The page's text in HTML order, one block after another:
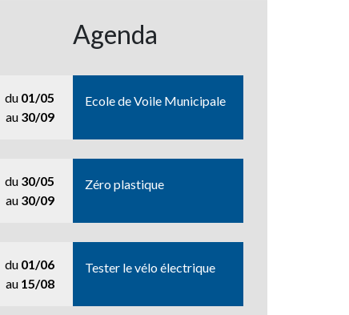
Agenda
du 01/05
au 30/09
Ecole de Voile Municipale
du 30/05
au 30/09
Zéro plastique
du 01/06
au 15/08
Tester le vélo électrique